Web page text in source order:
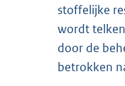
stoffelijke
wordt
door de
betrokken